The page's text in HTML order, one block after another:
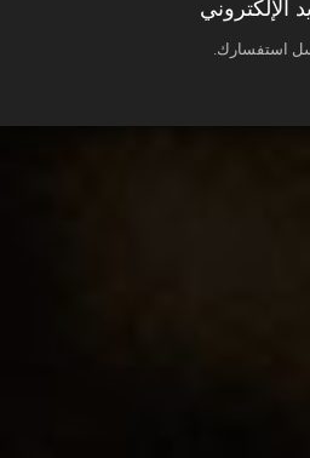
الإلكتروني
استفسارك.